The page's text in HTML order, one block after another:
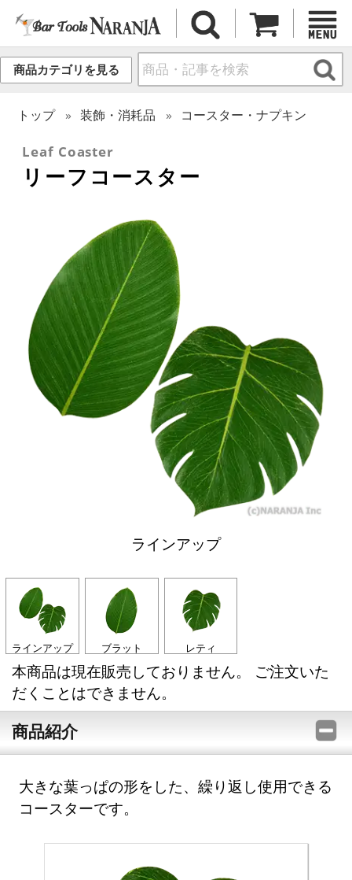
商品カテゴリを見る
トップ 装飾・消耗品 コースター・ナプキン
Leaf Coaster
リーフコースター
ラインアップ
ラインアップ ブラット レティ
本商品は現在販売しておりません。 ご注文いた
だくことはできません。
商品紹介
大きな葉っぱの形をした、繰り返し使用できる
コースターです。